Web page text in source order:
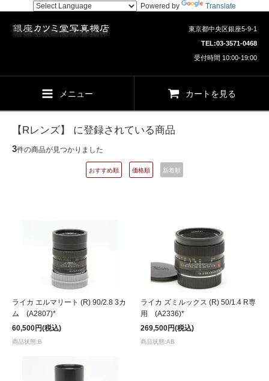
Powered by Translate
東京都中央区銀座5-9-1
TEL:03-3571-0468
受付時間 10:00-19:00
メニュー カートを見る
【Rレンズ】 に登録されている商品
3件の商品が見つかりました
おすすめ順 価格順 新着順
ライカ エルマリート (R) 90/2.8 3カ
ム (A2807)*
60,500円(税込)
商品状態:B
ライカ ズミルックス (R) 50/1.4 R専
用 (A2336)*
269,500円(税込)
商品状態:AB